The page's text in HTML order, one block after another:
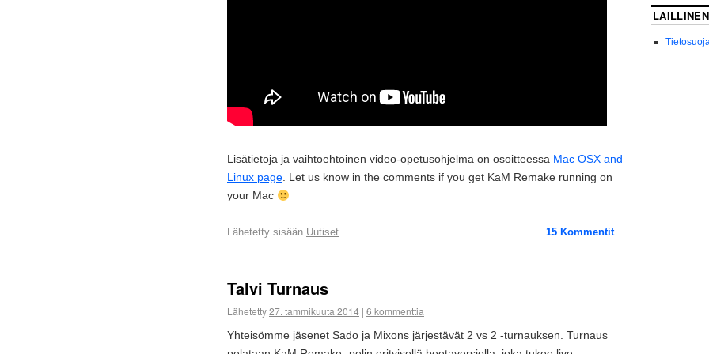
Lisätietoja ja vaihtoehtoinen video-opetusohjelma on osoitteessa Mac OSX and
Linux page . Let us know in the comments if you get KaM Remake running on
your Mac
15 Kommentit
Lähetetty sisään Uutiset
Talvi Turnaus
Lähetetty27. tammikuuta 2014 | 6 kommenttia
Yhteisömme jäsenet Sado ja Mixons järjestävät 2 vs 2 -turnauksen. Turnaus
LAILLINEN